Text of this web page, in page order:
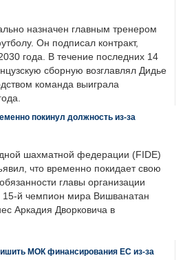
назначен главным тренером
Он подписал контракт,
года. В течение последних 14
сборную возглавлял Дидье
команда выиграла
покинул должность из-за
шахматной федерации (FIDE)
что временно покидает свою
главы организации
15-й чемпион мира Вишванатан
Аркадия Дворковича в
МОК финансирования ЕС из-за